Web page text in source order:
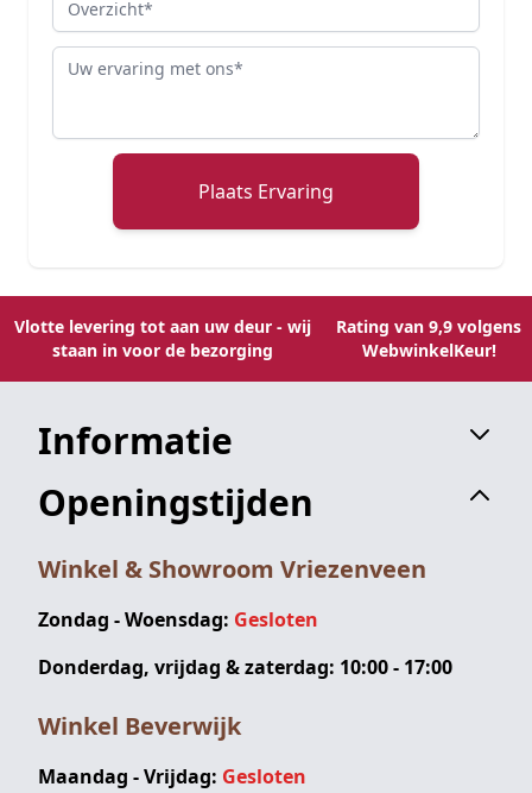
Review
Plaats Ervaring
Vlotte levering tot aan uw deur - wij
staan in voor de bezorging
Rating van 9,9 volgens
WebwinkelKeur!
Informatie
Openingstijden
Winkel & Showroom Vriezenveen
Zondag - Woensdag: Gesloten
Donderdag, vrijdag & zaterdag: 10:00 - 17:00
Winkel Beverwijk
Maandag - Vrijdag: Gesloten